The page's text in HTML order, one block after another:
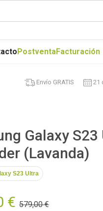
PostventaFacturación
Envío GRATIS 21
Galaxy
(Lavanda)
S23 Ultra
€ 579,00 €